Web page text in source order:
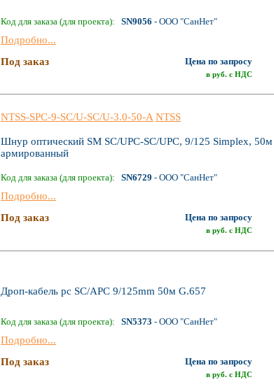
Код для заказа (для проекта): SN9056 - ООО "СанНет"
Подробно...
Под заказ
Цена по запросу
в руб. с НДС
NTSS-SPC-9-SC/U-SC/U-3.0-50-A NTSS
Шнур оптический SM SC/UPC-SC/UPC, 9/125 Simplex,
армированный
Код для заказа (для проекта): SN6729 - ООО "СанНет"
Подробно...
Под заказ
Цена по запросу
в руб. с НДС
Дроп-кабель pc SC/APC 9/125mm 50м G.657
Код для заказа (для проекта): SN5373 - ООО "СанНет"
Подробно...
Под заказ
Цена по запросу
в руб. с НДС